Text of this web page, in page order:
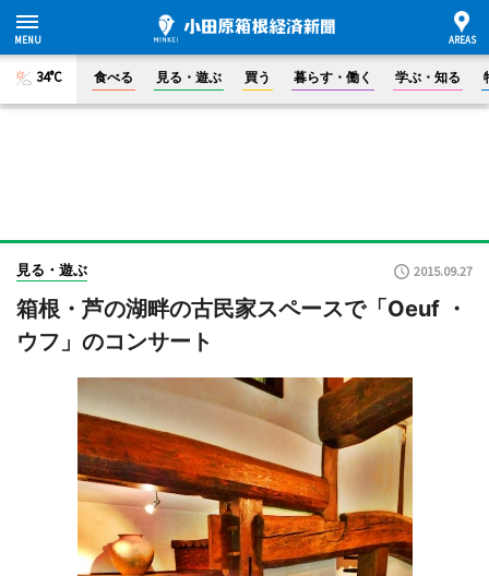
34°C 食べる 見る・遊ぶ 買う 暮らす・働く 学ぶ・知る
見る・遊ぶ 2015.09.27
箱根・芦の湖畔の古民家スペースで「Oeuf ・
ウフ」のコンサート